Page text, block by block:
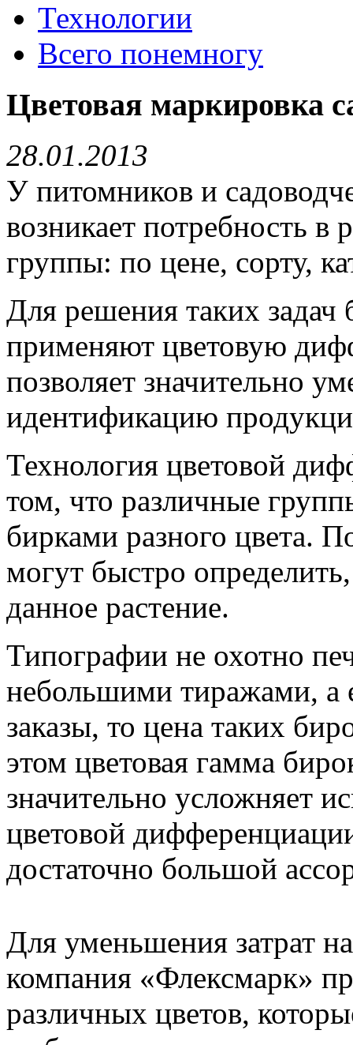
Технологии
Всего понемногу
Цветовая маркировка
28.01.2013
У питомников и
возникает потребность в
группы: по цене, сорту,
Для решения таких
применяют цветовую
позволяет значительно
идентификацию
Технология цветовой
том, что различные
бирками разного цвета.
могут быстро
данное растение.
Типографии не охотно
небольшими тиражами, а
заказы, то цена таких
этом цветовая гамма
значительно усложняет
цветовой
достаточно большой
Для уменьшения затрат
компания «Флексмарк»
различных цветов,